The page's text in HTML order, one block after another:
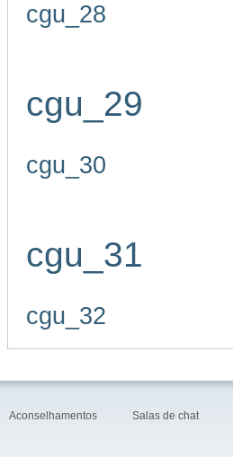
cgu_28
cgu_29
cgu_30
cgu_31
cgu_32
Aconselhamentos Salas de chat